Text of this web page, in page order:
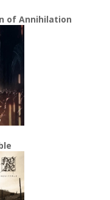
of Annihilation